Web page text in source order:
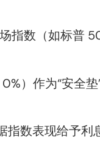
指数（如标普
）作为“安全
指数表现给予